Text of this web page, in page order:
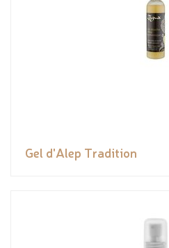
Gel d'Alep Tradition